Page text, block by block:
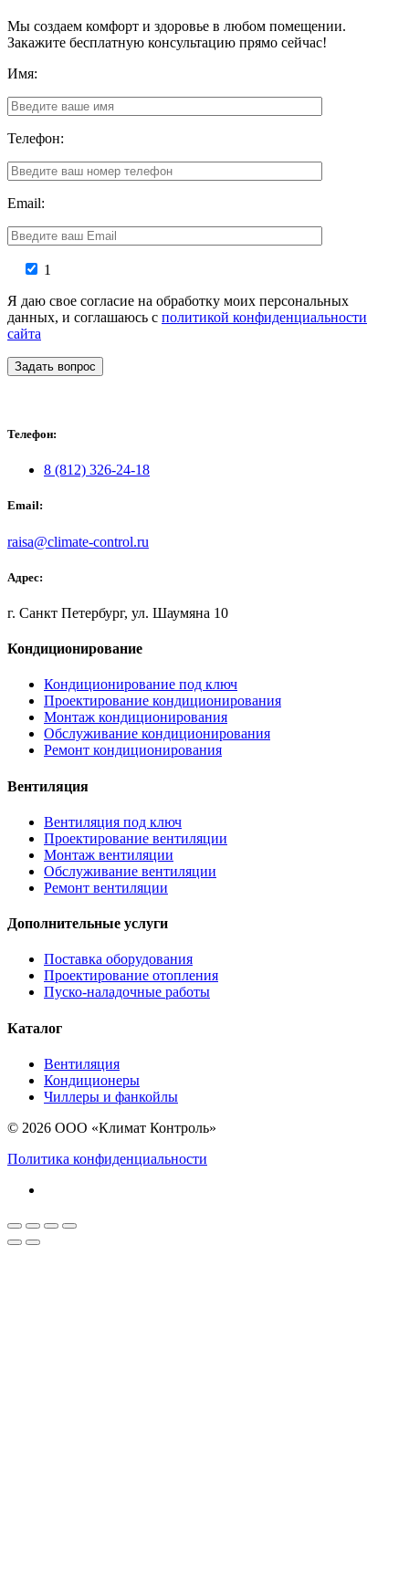
Мы создаем комфорт и здоровье в любом помещении.
Закажите бесплатную консультацию прямо сейчас!
Имя:
Телефон:
Email:
1
Я даю свое согласие на обработку моих персональных
данных, и соглашаюсь с политикой конфиденциальности
сайта
Задать вопрос
Телефон:
8 (812) 326-24-18
Email:
raisa@climate-control.ru
Адрес:
г. Санкт Петербург, ул. Шаумяна 10
Кондиционирование
Кондиционирование под ключ
Проектирование кондиционирования
Монтаж кондиционирования
Обслуживание кондиционирования
Ремонт кондиционирования
Вентиляция
Вентиляция под ключ
Проектирование вентиляции
Монтаж вентиляции
Обслуживание вентиляции
Ремонт вентиляции
Дополнительные услуги
Поставка оборудования
Проектирование отопления
Пуско-наладочные работы
Каталог
Вентиляция
Кондиционеры
Чиллеры и фанкойлы
© 2026 ООО «Климат Контроль»
Политика конфиденциальности